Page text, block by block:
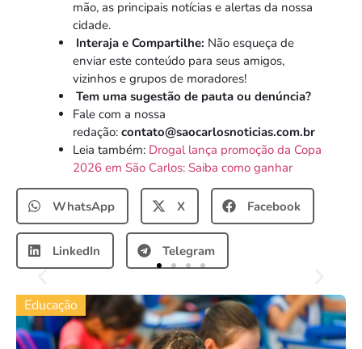
mão, as principais notícias e alertas da nossa
cidade.
Interaja e Compartilhe: Não esqueça de
enviar este conteúdo para seus amigos,
vizinhos e grupos de moradores!
Tem uma sugestão de pauta ou denúncia?
Fale com a nossa
redação: contato@saocarlosnoticias.com.br
Leia também: Drogal lança promoção da Copa
2026 em São Carlos: Saiba como ganhar
WhatsApp X Facebook
LinkedIn Telegram
Educação